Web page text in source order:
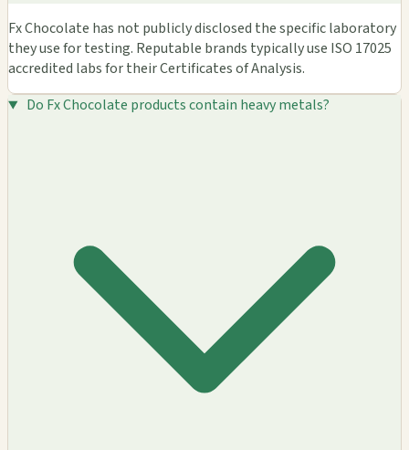
Fx Chocolate has not publicly disclosed the specific laboratory
they use for testing. Reputable brands typically use ISO 17025
accredited labs for their Certificates of Analysis.
Do Fx Chocolate products contain heavy metals?